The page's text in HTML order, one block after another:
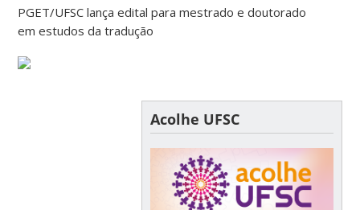
PGET/UFSC lança edital para mestrado e doutorado
em estudos da tradução
Acolhe UFSC